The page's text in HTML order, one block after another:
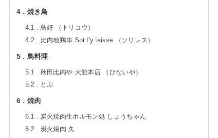
4 焼き鳥
4.1
鳥好 （トリコウ）
4.2
比内地鶏串 Sot l'y laisse （ソリレス）
5 鳥料理
5.1
秋田比内や 大館本店 （ひないや）
5.2
とぶ
6 焼肉
6.1
炭火焼肉生ホルモン処 しょうちゃん
6.2
炭火焼肉 久